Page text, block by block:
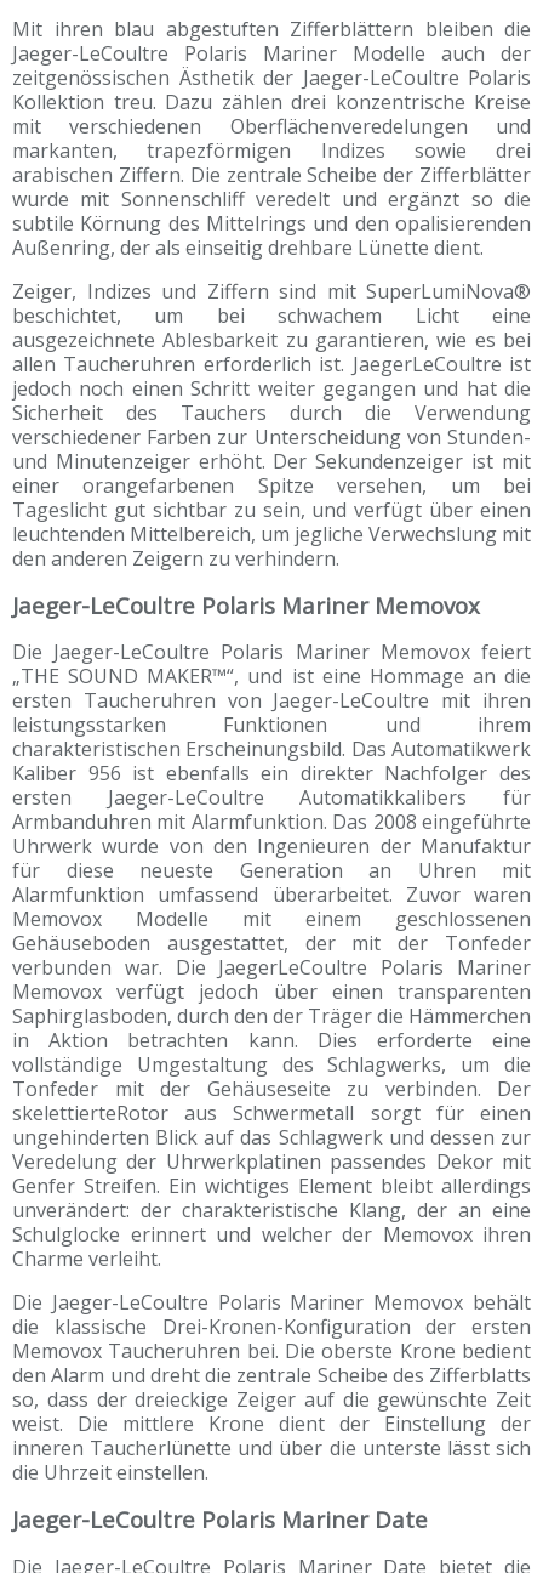
Mit ihren blau abgestuften Zifferblättern bleiben die
Jaeger-LeCoultre Polaris Mariner Modelle auch der
zeitgenössischen Ästhetik der Jaeger-LeCoultre Polaris
Kollektion treu. Dazu zählen drei konzentrische Kreise
mit verschiedenen Oberflächenveredelungen und
markanten, trapezförmigen Indizes sowie drei
arabischen Ziffern. Die zentrale Scheibe der Zifferblätter
wurde mit Sonnenschliff veredelt und ergänzt so die
subtile Körnung des Mittelrings und den opalisierenden
Außenring, der als einseitig drehbare Lünette dient.
Zeiger, Indizes und Ziffern sind mit SuperLumiNova®
beschichtet, um bei schwachem Licht eine
ausgezeichnete Ablesbarkeit zu garantieren, wie es bei
allen Taucheruhren erforderlich ist. JaegerLeCoultre ist
jedoch noch einen Schritt weiter gegangen und hat die
Sicherheit des Tauchers durch die Verwendung
verschiedener Farben zur Unterscheidung von Stunden-
und Minutenzeiger erhöht. Der Sekundenzeiger ist mit
einer orangefarbenen Spitze versehen, um bei
Tageslicht gut sichtbar zu sein, und verfügt über einen
leuchtenden Mittelbereich, um jegliche Verwechslung mit
den anderen Zeigern zu verhindern.
Jaeger-LeCoultre Polaris Mariner Memovox
Die Jaeger-LeCoultre Polaris Mariner Memovox feiert
„THE SOUND MAKER™“, und ist eine Hommage an die
ersten Taucheruhren von Jaeger-LeCoultre mit ihren
leistungsstarken Funktionen und ihrem
charakteristischen Erscheinungsbild. Das Automatikwerk
Kaliber 956 ist ebenfalls ein direkter Nachfolger des
ersten Jaeger-LeCoultre Automatikkalibers für
Armbanduhren mit Alarmfunktion. Das 2008 eingeführte
Uhrwerk wurde von den Ingenieuren der Manufaktur
für diese neueste Generation an Uhren mit
Alarmfunktion umfassend überarbeitet. Zuvor waren
Memovox Modelle mit einem geschlossenen
Gehäuseboden ausgestattet, der mit der Tonfeder
verbunden war. Die JaegerLeCoultre Polaris Mariner
Memovox verfügt jedoch über einen transparenten
Saphirglasboden, durch den der Träger die Hämmerchen
in Aktion betrachten kann. Dies erforderte eine
vollständige Umgestaltung des Schlagwerks, um die
Tonfeder mit der Gehäuseseite zu verbinden. Der
skelettierteRotor aus Schwermetall sorgt für einen
ungehinderten Blick auf das Schlagwerk und dessen zur
Veredelung der Uhrwerkplatinen passendes Dekor mit
Genfer Streifen. Ein wichtiges Element bleibt allerdings
unverändert: der charakteristische Klang, der an eine
Schulglocke erinnert und welcher der Memovox ihren
Charme verleiht.
Die Jaeger-LeCoultre Polaris Mariner Memovox behält
die klassische Drei-Kronen-Konfiguration der ersten
Memovox Taucheruhren bei. Die oberste Krone bedient
den Alarm und dreht die zentrale Scheibe des Zifferblatts
so, dass der dreieckige Zeiger auf die gewünschte Zeit
weist. Die mittlere Krone dient der Einstellung der
inneren Taucherlünette und über die unterste lässt sich
die Uhrzeit einstellen.
Jaeger-LeCoultre Polaris Mariner Date
Die Jaeger-LeCoultre Polaris Mariner Date bietet die